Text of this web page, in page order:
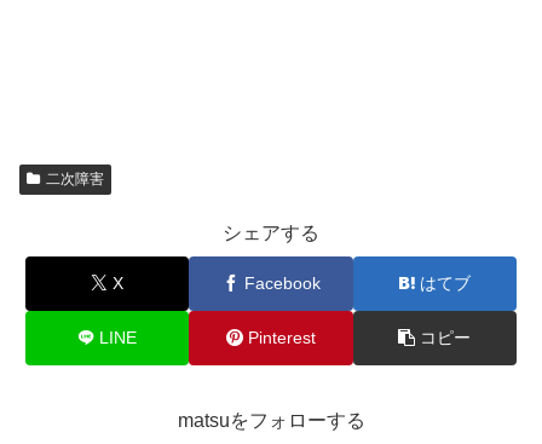
二次障害
シェアする
X Facebook はてブ
LINE Pinterest コピー
matsuをフォローする